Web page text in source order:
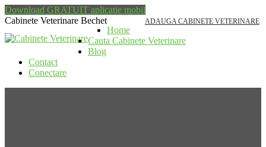
Download GRATUIT aplicatie mobil
Cabinete Veterinare Bechet
ADAUGA CABINETE VETERINARE
Home
Cauta Cabinete Veterinare
Blog
Contact
Conectare